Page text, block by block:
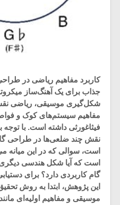
کاربرد مفاهیم ریاضی در
جذاب برای یک آهنگ‌‌ساز
شکل‌گیری موسیقی، ریاضی
مفاهیم سیستم‌های کوک و
فیثاغورثی داشته است. با توجه
نقش چند ضلعی‌ها در طراحی
است، سوالی که در این میانه
است که آیا شکل هندسی دیگری
گام کاربردی دارد؟ برای
این پژوهش، ابتدا به روش
موسیقی و مفاهیم اولیه‌ای